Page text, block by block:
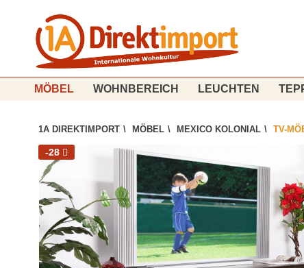
MÖBEL WOHNBEREICH LEUCHTEN
1A DIREKTIMPORT \ MÖBEL \ MEXICO KOLONIAL \ TV-
-28